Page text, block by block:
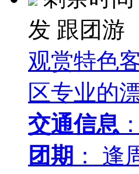
发 跟团游
观赏特色
区专业的
交通信息
团期 ：